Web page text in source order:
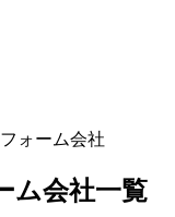
ォーム会社
ム会社一覧